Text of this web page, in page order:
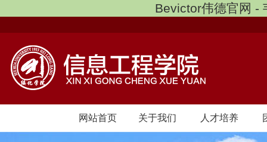
Bevictor伟德官网 -
网站首页 关于我们 人才培养